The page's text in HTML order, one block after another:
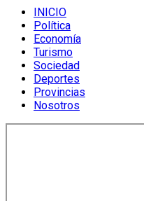
INICIO
Política
Economía
Turismo
Sociedad
Deportes
Provincias
Nosotros